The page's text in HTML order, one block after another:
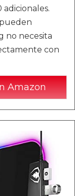
no necesita
con
Amazon